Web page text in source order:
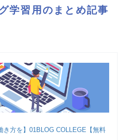
学習用のまとめ記事
き方を】01BLOG COLLEGE【無料